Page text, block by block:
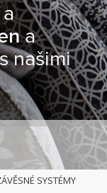
a
našimi
SYSTÉMY